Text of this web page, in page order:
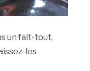
un fait-tout,
les